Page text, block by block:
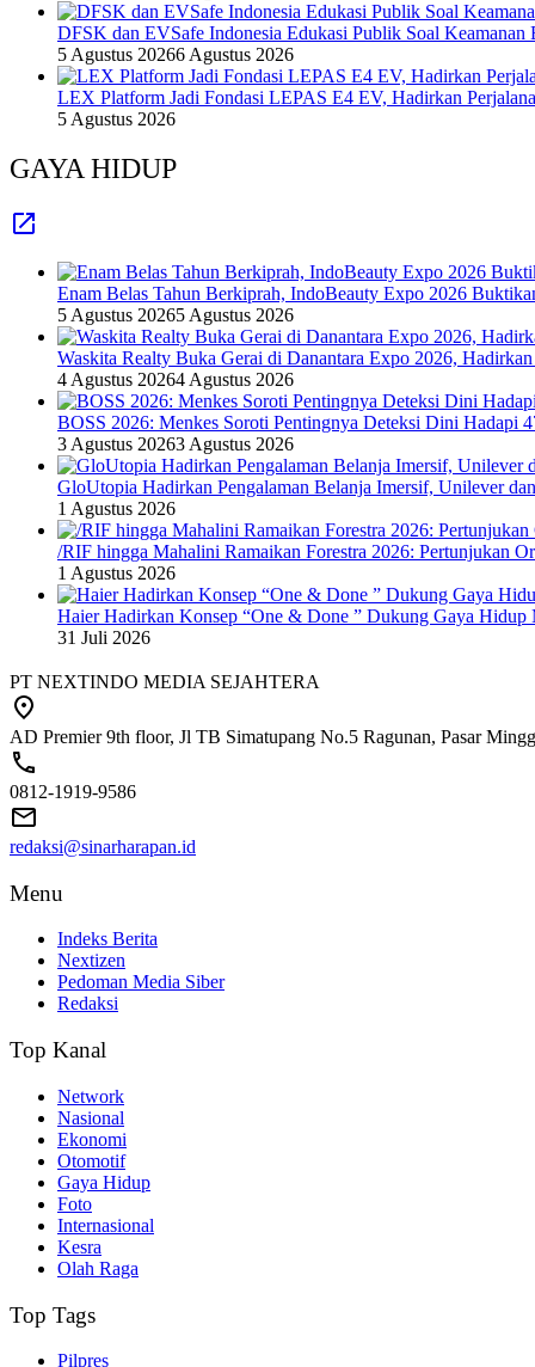
DFSK dan EVSafe Indonesia Edukasi Publik Soal
5 Agustus 20266 Agustus 2026
LEX Platform Jadi Fondasi LEPAS E4 EV, Hadirkan
5 Agustus 2026
GAYA HIDUP
Enam Belas Tahun Berkiprah, IndoBeauty Expo 2026
5 Agustus 20265 Agustus 2026
Waskita Realty Buka Gerai di Danantara Expo 2026,
4 Agustus 20264 Agustus 2026
BOSS 2026: Menkes Soroti Pentingnya Deteksi Dini Hadapi
3 Agustus 20263 Agustus 2026
GloUtopia Hadirkan Pengalaman Belanja Imersif, Unilever
1 Agustus 2026
/RIF hingga Mahalini Ramaikan Forestra 2026: Pertunjukan
1 Agustus 2026
Haier Hadirkan Konsep “One & Done ” Dukung Gaya Hidup
31 Juli 2026
PT NEXTINDO MEDIA SEJAHTERA
AD Premier 9th floor, Jl TB Simatupang No.5 Ragunan, Pasar
0812-1919-9586
redaksi@sinarharapan.id
Menu
Indeks Berita
Nextizen
Pedoman Media Siber
Redaksi
Top Kanal
Network
Nasional
Ekonomi
Otomotif
Gaya Hidup
Foto
Internasional
Kesra
Olah Raga
Top Tags
Pilpres